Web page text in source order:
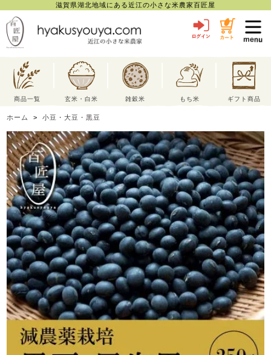
滋賀県湖北地域にある近江の小さな米農家百匠屋
商品一覧 玄米・白米 雑穀米 もち米 ギフト商品
ホーム >小豆・大豆・黒豆